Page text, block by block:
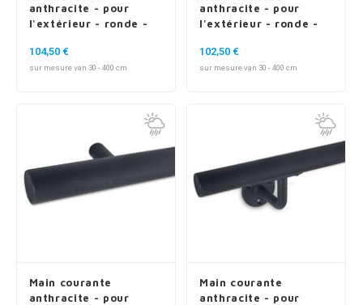
anthracite - pour
l'extérieur - ronde -
3104,50 €
sur mesure van 30 - 400 cm
anthracite - pour
l'extérieur - ronde -
4
102,50 €
sur mesure van 30 - 400 cm
Main courante
anthracite - pour
Main courante
anthracite - pour